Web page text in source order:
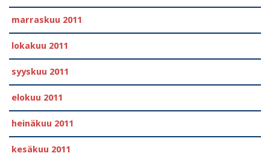
marraskuu 2011
lokakuu 2011
syyskuu 2011
elokuu 2011
heinäkuu 2011
kesäkuu 2011